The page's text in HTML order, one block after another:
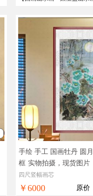
手绘 手工 国画牡丹 圆
框 实物拍摄，现货图片
国免邮
四尺竖幅画芯
￥6000 原价